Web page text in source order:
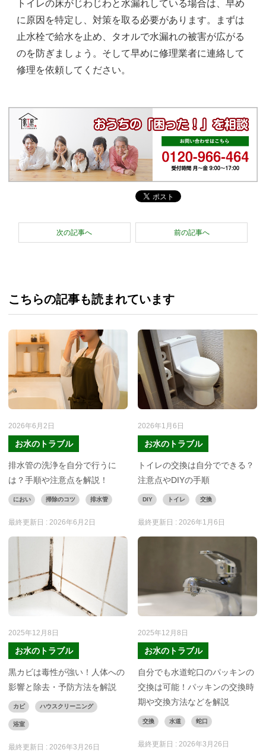
トイレの床がじわじわと水漏れしている場合は、早め
に原因を特定し、対策を取る必要があります。まずは
止水栓で給水を止め、タオルで水漏れの被害が広がる
のを防ぎましょう。そして早めに修理業者に連絡して
修理を依頼してください。
次の記事へ 前の記事へ
こちらの記事も読まれています
2026年6月2日
お水のトラブル
排水管の洗浄を自分で行うに
は？手順や注意点を解説！
におい 掃除のコツ 排水管
最終更新日 : 2026年6月2日
2026年1月6日
お水のトラブル
トイレの交換は自分でできる？
注意点やDIYの手順
DIY トイレ 交換
最終更新日 :2026年1月6日
2025年12月8日
お水のトラブル
黒カビは毒性が強い！人体への
影響と除去・予防方法を解説
カビ ハウスクリーニング
浴室
最終更新日 : 2026年3月26日
2025年12月8日
お水のトラブル
自分でも水道蛇口のパッキンの
交換は可能！パッキンの交換時
期や交換方法などを解説
交換 水道 蛇口
最終更新日 :2026年3月26日